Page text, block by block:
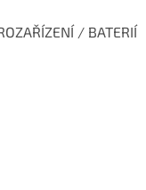
/ BATERIÍ